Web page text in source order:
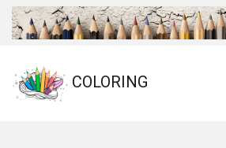
COLORING